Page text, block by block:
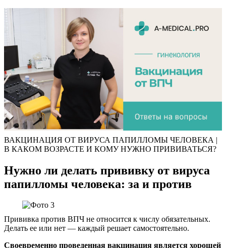
ВАКЦИНАЦИЯ ОТ ВИРУСА ПАПИЛЛОМЫ ЧЕЛОВЕКА |
В КАКОМ ВОЗРАСТЕ И КОМУ НУЖНО ПРИВИВАТЬСЯ?
Нужно ли делать прививку от вируса
папилломы человека: за и против
Прививка против ВПЧ не относится к числу обязательных.
Делать ее или нет — каждый решает самостоятельно.
Своевременно проведенная вакцинация является хорошей